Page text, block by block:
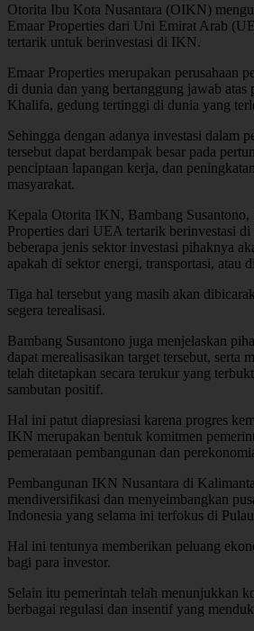
Otorita Ibu Kota Nusantara (OIKN)
Emaar Properties dari Uni Emirat Arab
tertarik untuk berinvestasi di IKN.
Emaar Properties merupakan perusahaan
di dunia dan yang bertanggung jawab atas
Khalifa, gedung tertinggi di dunia yang
Sehingga dengan adanya investasi dalam
tersebut dapat berdampak besar pada
penciptaan lapangan kerja, dan
masyarakat.
Kepala Otorita IKN, Bambang Susantono,
Properties dari UEA tertarik berinvestasi
beberapa jenis sektor investasi pihaknya
apakah di sektor energi, transportasi, atau
Tiga hal tersebut yang masih akan
segera terealisasi.
Bambang Susantono juga menjelaskan
dapat merealisasikan target tersebut, serta
telah ditetapkan secara terukur yang
sambutan positif.
Hal ini patut diapresiasi karena progres
IKN merupakan bentuk komitmen
pemerataan pembangunan dan
Pembangunan IKN Nusantara di
mendiversifikasi dan menyeimbangkan
Indonesia yang selama ini terfokus di
Hal ini tentunya memberikan peluang
bagi para investor.
Selain itu pemerintah telah menunjukkan
berbagai regulasi dan insentif yang